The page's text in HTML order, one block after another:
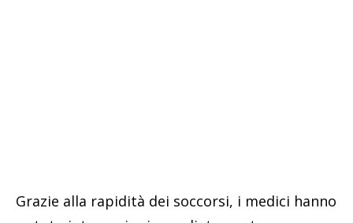
Grazie alla rapidità dei soccorsi, i medici hanno